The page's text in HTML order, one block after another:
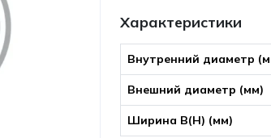
Характеристики
Внутренний диаметр
Внешний диаметр (мм)
Ширина B(Н) (мм)